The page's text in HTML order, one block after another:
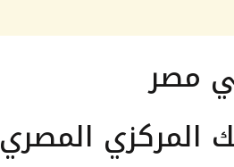
مصر
المركزي المصري